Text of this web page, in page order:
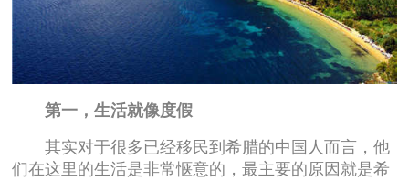
第一，生活就像度假
其实对于很多已经移民到希腊的中国人而言，他
们在这里的生活是非常惬意的，最主要的原因就是希